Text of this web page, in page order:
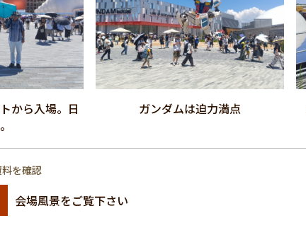
から入場。日
ガンダムは迫力満点
を確認
会場風景をご覧下さい